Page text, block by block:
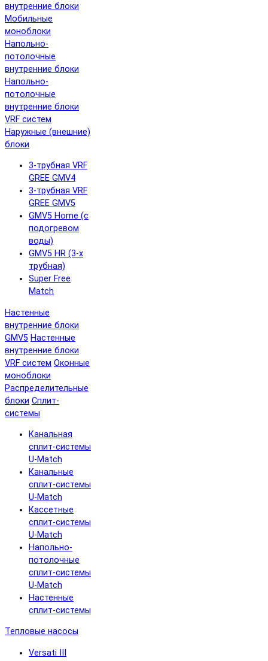
внутренние блоки
Мобильные
моноблоки
Напольно-
потолочные
внутренние блоки
Напольно-
потолочные
внутренние блоки
VRF систем
Наружные (внешние)
блоки
3-трубная VRF
GREE GMV4
3-трубная VRF
GREE GMV5
GMV5 Home (с
подогревом
воды)
GMV5 HR (3-х
трубная)
Super Free
Match
Настенные
внутренние блоки
GMV5 Настенные
внутренние блоки
VRF систем Оконные
моноблоки
Распределительные
блоки Сплит-
системы
Канальная
сплит-системы
U-Match
Канальные
сплит-системы
U-Match
Кассетные
сплит-системы
U-Match
Напольно-
потолочные
сплит-системы
U-Match
Настенные
сплит-системы
Тепловые насосы
Versati III